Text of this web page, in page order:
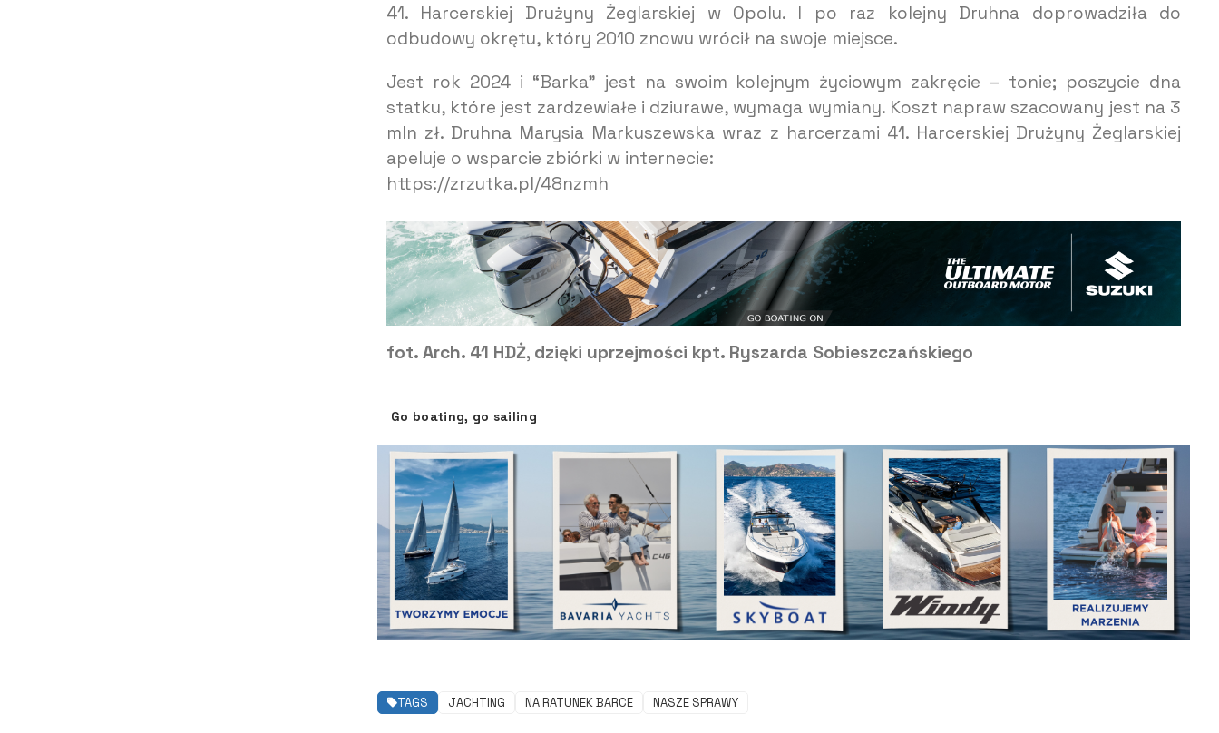
41. Harcerskiej Drużyny Żeglarskiej w Opolu. I po raz kolejny Druhna doprowadziła do
odbudowy okrętu, który 2010 znowu wrócił na swoje miejsce.
Jest rok 2024 i “Barka” jest na swoim kolejnym życiowym zakręcie – tonie; poszycie dna
statku, które jest zardzewiałe i dziurawe, wymaga wymiany. Koszt napraw szacowany jest na 3
mln zł. Druhna Marysia Markuszewska wraz z harcerzami 41. Harcerskiej Drużyny Żeglarskiej
apeluje o wsparcie zbiórki w internecie:
https://zrzutka.pl/48nzmh
fot. Arch. 41 HDŻ, dzięki uprzejmości kpt. Ryszarda Sobieszczańskiego
Go boating, go sailing
TAGS JACHTING NA RATUNEK BARCE NASZE SPRAWY